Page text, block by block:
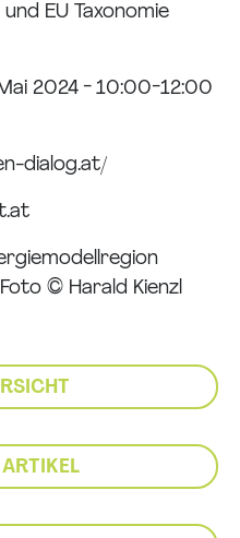
EU Taxonomie
2024 - 10:00-12:00
dialog.at/
© Harald Kienzl